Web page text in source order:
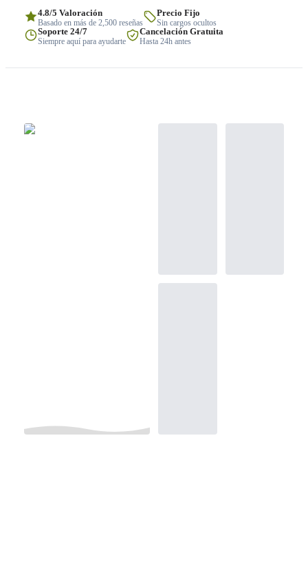
4.8/5 Valoración
Basado en más de 2,500 reseñas
Precio Fijo
Sin cargos ocultos
Soporte 24/7
Siempre aquí para ayudarte
Cancelación Gratuita
Hasta 24h antes